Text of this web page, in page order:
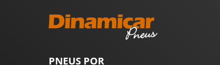
PNEUS POR